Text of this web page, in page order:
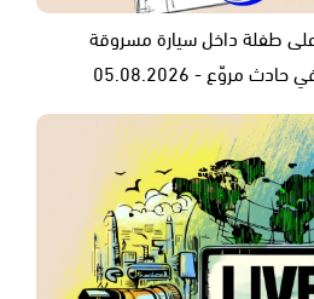
على طفلة داخل سيارة مسروقة
مروّع - 05.08.2026